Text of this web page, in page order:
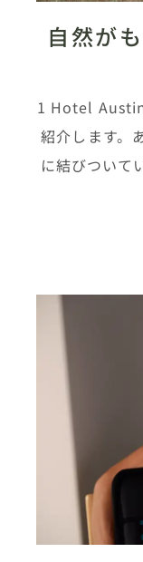
自然が
1 Hotel
紹介します。
に結びついて